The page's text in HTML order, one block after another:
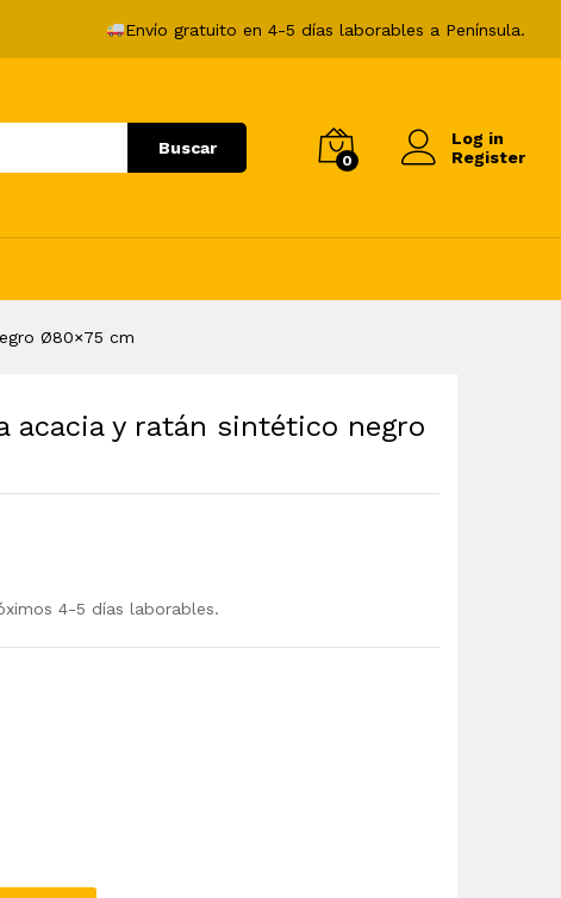
Envío gratuito en 4-5 días laborables a Península.
Buscar
0
Log in
Register
Ø80×75 cm
acacia y ratán sintético negro
4-5 días laborables.
121,99€ Añadir al carrito